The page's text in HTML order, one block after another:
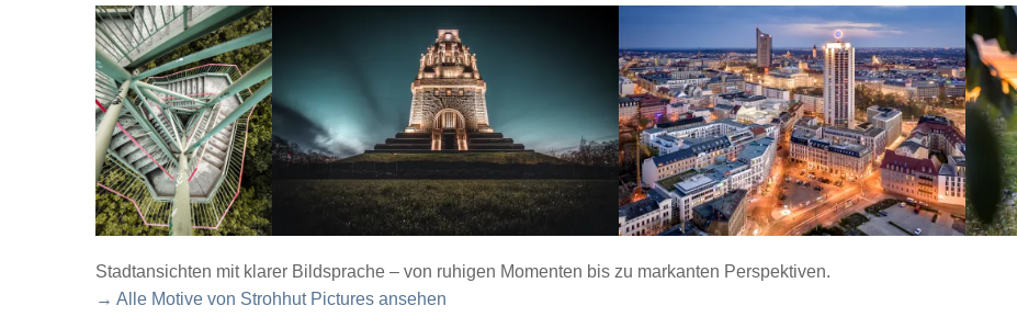
Stadtansichten mit klarer Bildsprache – von ruhigen Momenten bis zu markanten Perspektiven.
→ Alle Motive von Strohhut Pictures ansehen